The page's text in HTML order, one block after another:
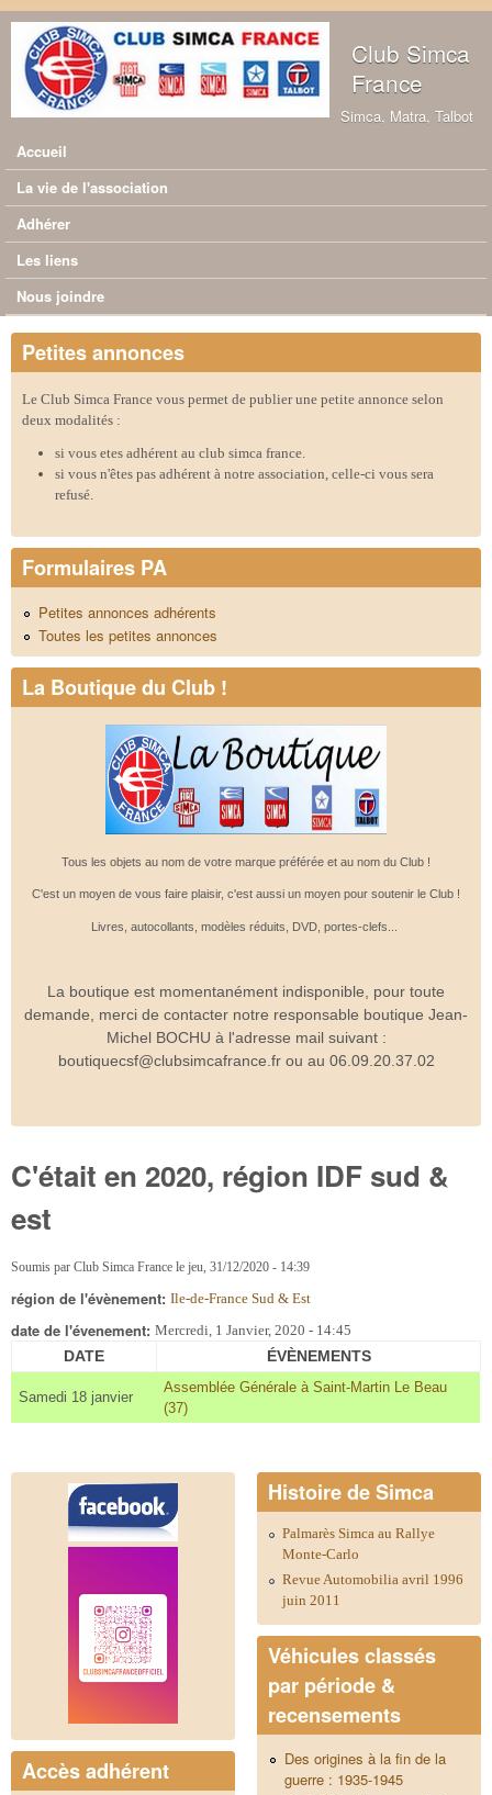
Aller au contenu principal
Club Simca
France
Simca, Matra, Talbot
Menu principal
Accueil
La vie de l'association
Adhérer
Les liens
Nous joindre
Petites annonces
Le Club Simca France vous permet de publier une petite annonce selon
deux modalités :
si vous etes adhérent au club simca france.
si vous n'êtes pas adhérent à notre association, celle-ci vous sera
refusé.
Formulaires PA
Petites annonces adhérents
Toutes les petites annonces
La Boutique du Club !
Tous les objets au nom de votre marque préférée et au nom du Club !
C'est un moyen de vous faire plaisir, c'est aussi un moyen pour soutenir le Club !
Livres, autocollants, modèles réduits, DVD, portes-clefs...
La boutique est momentanément indisponible, pour toute
demande, merci de contacter notre responsable boutique Jean-
Michel BOCHU à l'adresse mail suivant :
boutiquecsf@clubsimcafrance.fr ou au 06.09.20.37.02
C'était en 2020, région IDF sud &
est
Soumis par Club Simca France le jeu, 31/12/2020 - 14:39
région de l'évènement: Ile-de-France Sud & Est
date de l'évenement: Mercredi, 1 Janvier, 2020 - 14:45
DATE ÉVÈNEMENTS
Samedi 18 janvier
Assemblée Générale à Saint-Martin Le Beau
(37)
Accès adhérent
Histoire de Simca
Palmarès Simca au Rallye
Monte-Carlo
Revue Automobilia avril 1996
juin 2011
Véhicules classés
par période &
recensements
Des origines à la fin de la
guerre : 1935-1945